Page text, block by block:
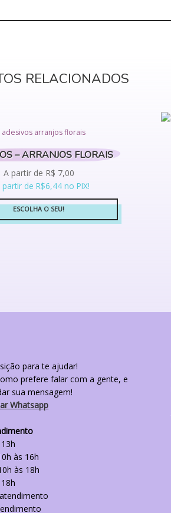
RELACIONADOS
– ARRANJOS FLORAIS
A partir de R$ 7,00
partir de R$6,44 no PIX!
ESCOLHA O SEU!
Este
produto
para te ajudar!
prefere falar com a gente, e
sua mensagem!
Whatsapp
às 16h
às 18h